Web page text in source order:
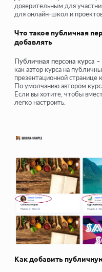
Как создать задание
проверкой
Посмотреть еще
доверительным для
для онлайн-школ и
Что такое публичная
добавлять
Публичная персона курса –
как автор курса на
презентационной странице
По умолчанию автором
Если вы хотите, чтобы
легко настроить.
Как добавить